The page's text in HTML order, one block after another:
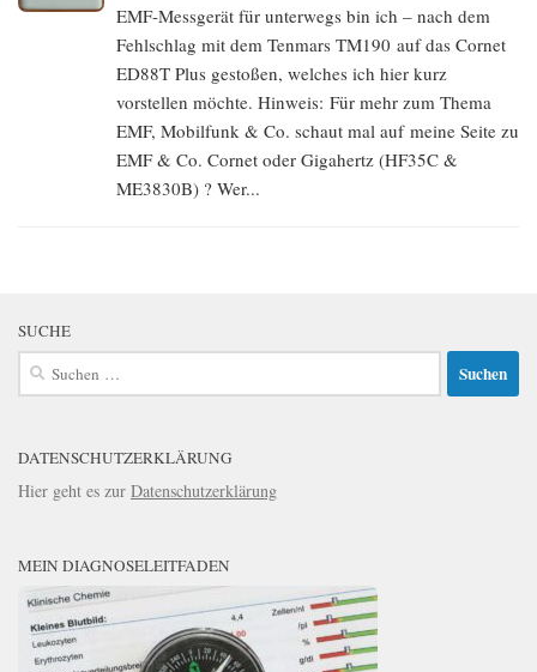
EMF-Messgerät für unterwegs bin ich – nach dem
Fehlschlag mit dem Tenmars TM190 auf das Cornet
ED88T Plus gestoßen, welches ich hier kurz
vorstellen möchte. Hinweis: Für mehr zum Thema
EMF, Mobilfunk & Co. schaut mal auf meine Seite zu
EMF & Co. Cornet oder Gigahertz (HF35C &
ME3830B) ? Wer...
SUCHE
Suchen
nach:
DATENSCHUTZERKLÄRUNG
Hier geht es zur Datenschutzerklärung
MEIN DIAGNOSELEITFADEN